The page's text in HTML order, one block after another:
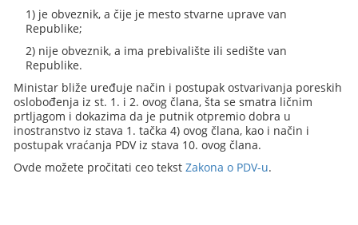
1) je obveznik, a čije je mesto stvarne uprave van
Republike;
2) nije obveznik, a ima prebivalište ili sedište van
Republike.
Ministar bliže uređuje način i postupak ostvarivanja poreskih
oslobođenja iz st. 1. i 2. ovog člana, šta se smatra ličnim
prtljagom i dokazima da je putnik otpremio dobra u
inostranstvo iz stava 1. tačka 4) ovog člana, kao i način i
postupak vraćanja PDV iz stava 10. ovog člana.
Ovde možete pročitati ceo tekstZakona o PDV-u.